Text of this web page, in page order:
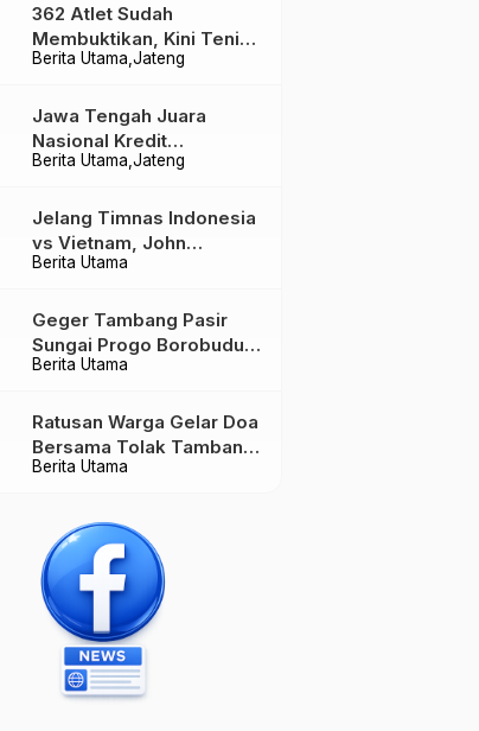
Berita Utama Jateng
362 Atlet Sudah
Membuktikan, Kini Tenis
Meja Jateng Dibidik Jadi
Berita Utama Jateng
Jawa Tengah Juara
Nasional Kredit
Perumahan, Realisasi
Berita Utama
Jelang Timnas Indonesia
vs Vietnam, John
Herdman Ungkap Hal
Berita Utama
Geger Tambang Pasir
Sungai Progo Borobudur,
Warga Sambeng Hentikan
Berita Utama
Ratusan Warga Gelar Doa
Bersama Tolak Tambang
Pasir di Sungai Progo